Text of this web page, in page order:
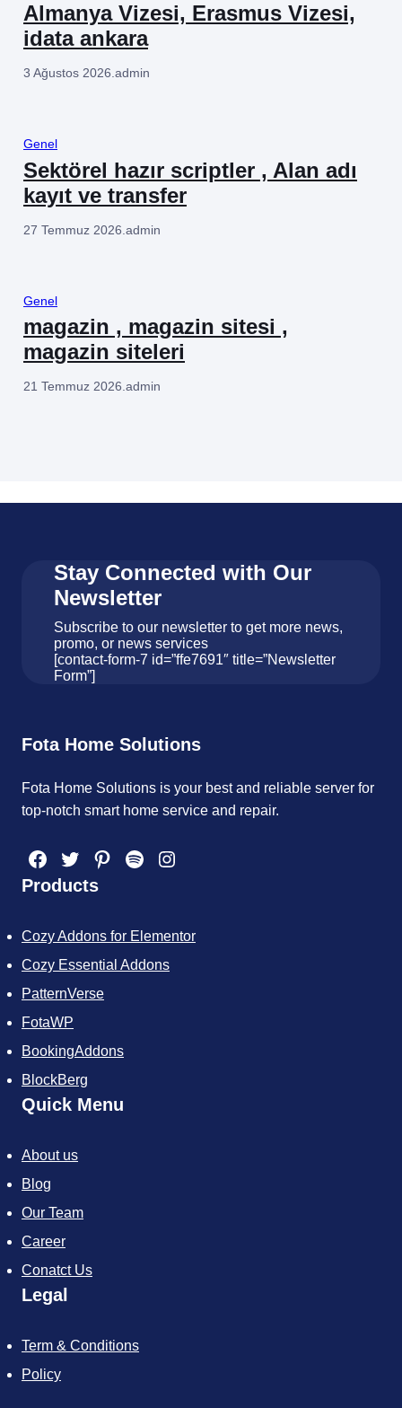
Almanya Vizesi, Erasmus Vizesi,
idata ankara
3 Ağustos 2026.admin
Genel
Sektörel hazır scriptler , Alan adı
kayıt ve transfer
27 Temmuz 2026 admin
Genel
magazin , magazin sitesi ,
magazin siteleri
21 Temmuz 2026 admin
Stay Connected with Our
Newsletter
Subscribe to our newsletter to get more news,
promo, or news services
[contact-form-7 id=”ffe7691″ title=”Newsletter
Form”]
Fota Home Solutions
Fota Home Solutions is your best and reliable server for
top-notch smart home service and repair.
Facebook Twitter Pinterest Spotify Instagram
Products
Cozy Addons for Elementor
Cozy Essential Addons
PatternVerse
FotaWP
BookingAddons
BlockBerg
Quick Menu
About us
Blog
Our Team
Career
Conatct Us
Legal
Term & Conditions
Policy